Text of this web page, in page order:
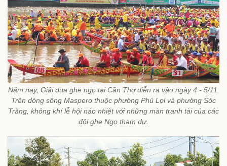
Năm nay, Giải đua ghe ngo tại Cần Thơ diễn ra vào ngày 4 - 5/11.
Trên dòng sông Maspero thuộc phường Phú Lợi và phường Sóc
Trăng, không khí lễ hội náo nhiệt với những màn tranh tài của các
đội ghe Ngo tham dự.